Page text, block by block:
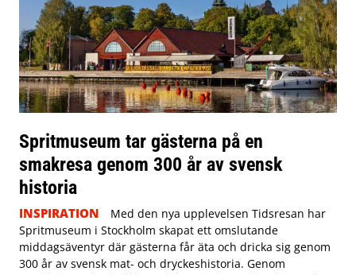
Spritmuseum tar gästerna på en
smakresa genom 300 år av svensk
historia
INSPIRATION
Med den nya upplevelsen Tidsresan har
Spritmuseum i Stockholm skapat ett omslutande
middagsäventyr där gästerna får äta och dricka sig genom
300 år av svensk mat- och dryckeshistoria. Genom